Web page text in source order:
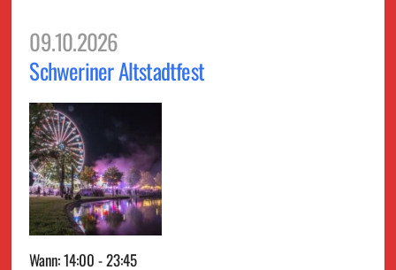
09.10.2026
Schweriner Altstadtfest
Wann: 14:00 - 23:45